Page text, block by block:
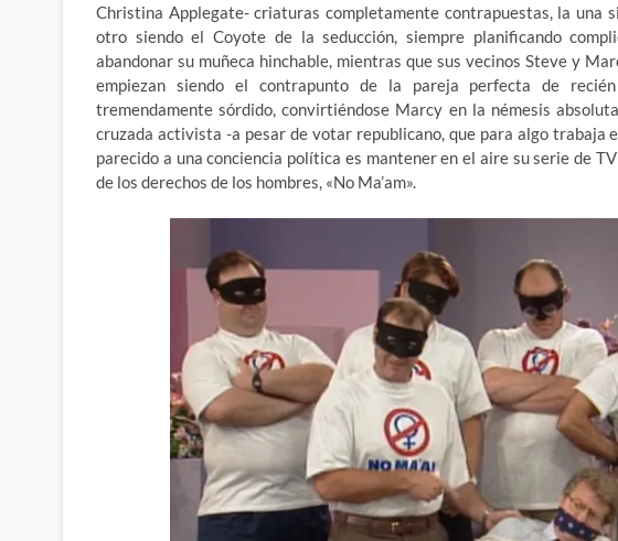
Christina Applegate- criaturas completamente contrapuestas, la una
otro siendo el Coyote de la seducción, siempre planificando
abandonar su muñeca hinchable, mientras que sus vecinos Steve y
empiezan siendo el contrapunto de la pareja perfecta de
tremendamente sórdido, convirtiéndose Marcy en la némesis
cruzada activista -a pesar de votar republicano, que para algo trabaja
parecido a una conciencia política es mantener en el aire su serie de
de los derechos de los hombres, «No Ma’am».